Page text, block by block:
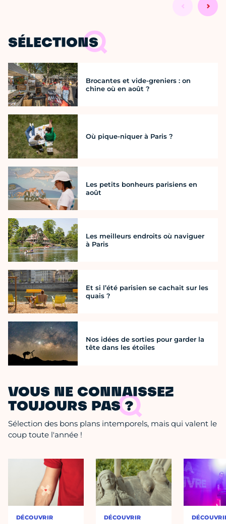
SÉLECTIONS
Brocantes et vide-greniers : on
chine où en août ?
Où pique-niquer à Paris ?
Les petits bonheurs parisiens en
août
Les meilleurs endroits où naviguer
à Paris
Et si l’été parisien se cachait sur les
quais ?
Nos idées de sorties pour garder la
tête dans les étoiles
VOUS NE CONNAISSEZ
TOUJOURS PAS ?
Sélection des bons plans intemporels, mais qui valent le
coup toute l'année !
DÉCOUVRIR DÉCOUVRIR